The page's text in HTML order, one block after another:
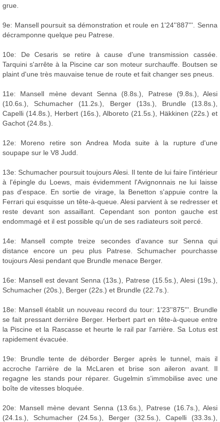
grue.
9e: Mansell poursuit sa démonstration et roule en 1'24''887'''. Senna
décramponne quelque peu Patrese.
10e: De Cesaris se retire à cause d'une transmission cassée.
Tarquini s'arrête à la Piscine car son moteur surchauffe. Boutsen se
plaint d'une très mauvaise tenue de route et fait changer ses pneus.
11e: Mansell mène devant Senna (8.8s.), Patrese (9.8s.), Alesi
(10.6s.), Schumacher (11.2s.), Berger (13s.), Brundle (13.8s.),
Capelli (14.8s.), Herbert (16s.), Alboreto (21.5s.), Häkkinen (22s.) et
Gachot (24.8s.).
12e: Moreno retire son Andrea Moda suite à la rupture d'une
soupape sur le V8 Judd.
13e: Schumacher poursuit toujours Alesi. Il tente de lui faire l'intérieur
à l'épingle du Loews, mais évidemment l'Avignonnais ne lui laisse
pas d'espace. En sortie de virage, la Benetton s'appuie contre la
Ferrari qui esquisse un tête-à-queue. Alesi parvient à se redresser et
reste devant son assaillant. Cependant son ponton gauche est
endommagé et il est possible qu'un de ses radiateurs soit percé.
14e: Mansell compte treize secondes d'avance sur Senna qui
distance encore un peu plus Patrese. Schumacher pourchasse
toujours Alesi pendant que Brundle menace Berger.
16e: Mansell est devant Senna (13s.), Patrese (15.5s.), Alesi (19s.),
Schumacher (20s.), Berger (22s.) et Brundle (22.7s.).
18e: Mansell établit un nouveau record du tour: 1'23''875'''. Brundle
se fait pressant derrière Berger. Herbert part en tête-à-queue entre
la Piscine et la Rascasse et heurte le rail par l'arrière. Sa Lotus est
rapidement évacuée.
19e: Brundle tente de déborder Berger après le tunnel, mais il
accroche l'arrière de la McLaren et brise son aileron avant. Il
regagne les stands pour réparer. Gugelmin s'immobilise avec une
boîte de vitesses bloquée.
20e: Mansell mène devant Senna (13.6s.), Patrese (16.7s.), Alesi
(24.1s.), Schumacher (24.5s.), Berger (32.5s.), Capelli (33.3s.),